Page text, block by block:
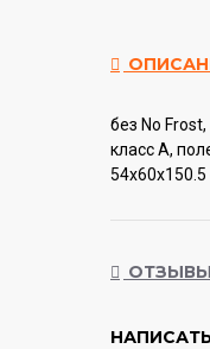
без No
класс A,
ОТЗЫВЫ